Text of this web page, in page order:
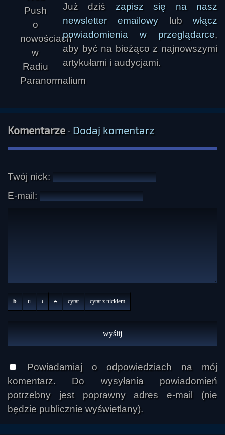
Już dziś zapisz się na nasz
newsletter emailowy lubwłącz
powiadomienia w przeglądarce,
aby być na bieżąco z najnowszymi
artykułami i audycjami.
Komentarze· Dodaj komentarz
Twój nick:
E-mail:
b u i s cytat cytat z nickiem
Powiadamiaj o odpowiedziach na mój
komentarz. Do wysyłania powiadomień
potrzebny jest poprawny adres e-mail (nie
będzie publicznie wyświetlany).